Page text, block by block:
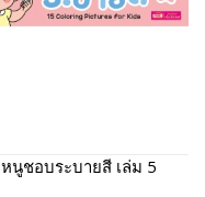
หนูชอบระบายสี เล่ม 5